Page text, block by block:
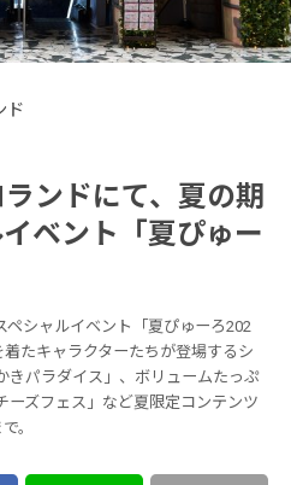
ド
ンドにて、夏の期
ベント「夏ぴゅー
シャルイベント「夏ぴゅーろ202
たキャラクターたちが登場するシ
きパラダイス」、ボリュームたっぷ
ーズフェス」など夏限定コンテンツ
。